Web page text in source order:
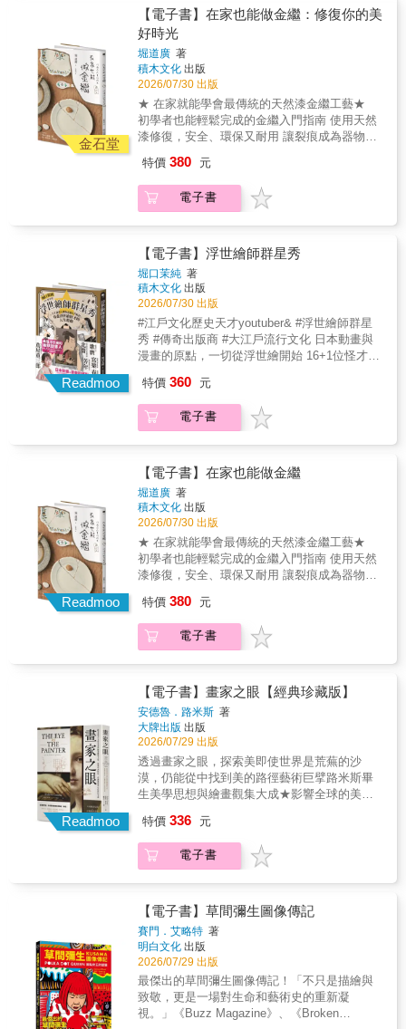
面，在琴鍵和五線譜上，「理性」地實踐他的
「感性」。【麥田PEOPLE書系】隈研吾的
點．線．面 ＼隈研吾我還能再看
到幾次滿月？ ＼坂本龍一 音樂使人自
由 ＼坂本龍一 蝦蟆的油：
黑澤明尋找黑澤明 ＼黑澤明
季，打破了傳統地方藝術節「嘉年華式」的熱
鬧煙火，轉而走向「深度田調」與「生態環境
倡議」。以流經臺南市的曾文溪流域為舞臺，
團隊花費三年時間，針對長達138公里的廣大曾
文溪流域進行深度田野調查，之後根據調查紀
錄，邀請藝術家創作作品進行展示。此次藝術
季旨在提升長河川流域社群，以及一種新型態
「倡議型生態藝術祭」（Advocative Eco-Art
介，促成上中下游之地文、水文、生文、人文
橫跨嘉義縣與臺南市，串聯起海拔一千多公尺
的阿里山鄒族部落，一路延伸到臺南七股的入
海口，這不是一個單點的展覽，而是將整條138
公里的河流流域，視為一個生命與藝術的共同
體。以總策展人龔卓軍為首，集結14位不同領
域的策展人，諮詢顧問丘如華、曾旭正，分別
透過小事報（洪淑青╱龔義昭╱郭嘉羚）、水
（洪榆橙╱楊志彬）、竹材（陳冠彰）、潛行
攝影（沈昭良）、植生（黃瀞瑩）、土（陳冠
彰）、農（吳克威╱蔡郁柔）、聲音（林芳
宜）、原民（那高．卜沌）等「九大子計畫」
和61組藝術作品和行動，在協同策展人羅健毓
與臺南市政府文化局團隊的協助下，串聯河川
的上游到下游，並提出極端氣候與人類世時代
下的水資源、教育、生態飲食與農業問題。這
場大地藝術季，可說是一場用「行走」走出來
關在美術館的冷氣房裡，而是可以走入山林、
踩進泥土。它讓曾文溪沿線的小石頭、樹木、
農田、果園、土地，重新找回因歷史與發展而
被遺忘的「一千個名字」，也為臺灣的地域型
藝術節，立下了難以超越的深度標竿。從2022
年10月15日到2023年1月29日的大地藝術季，
是當時南臺灣轟動盛事，為期長達107天，活動
民間多方眾籌集資，涵蓋臺南市麻豆區的總爺
藝文中心、大隆田生態園區與渡拔地區以及171
市道沿線區域，藝術季期間吸引超過25萬人參
觀。可說是一場重新編織流域中人類與超越人
地藝術季：曾文溪的一千個名字》的策展更一
舉奪下多項大獎肯定：★ 日本GOOD DESIGN
AWARD 2023「Best 100」和「金獎」★ 2023
第21屆台新藝術獎年度大獎最終入圍名單★ La
Vie 2023台灣創意力100大獎首獎★ 記錄計畫
前期踏查成果的《獵人帶路：曾文溪溯源影像
誌》獲第45屆金鼎獎非文學圖書獎【關於本
書】「一條溪的流域地景該如何形成圖像？一
條溪的流域美學該如何論述？一條溪的流域旅
Mattauw大地藝術季』的三年以來，時時問我自
己，卻無法立即獲得答案的三個問題。」——
龔卓軍（總策展人）◎本書為《2022 Mattauw
富的展覽成果紀錄專書。書中收錄：89位作者
＋7組創作團隊之104篇文章、逾300幀照片／圖
片，全書608頁全彩印刷，厚度達4公分。中英
對照，圖文相映，翔實而完整地記錄了這次藝
術季的完整規劃及內容，是臺灣相關研究和藝
術策展的重要紀錄和參考資料。◎內容包括：
策展論述、展區圖、61組作品＆藝術家介紹
戶文化歷史天才youtuber堀口茉純 透過幽默圖
文帶你直擊藝匠人生 日本亞馬遜五星好評不
斷，讀得開心才是王道！ 浮世繪界，真是一群
怪才雲集！ & 仿作畫師出身還自由接案，竟還
敢在仿作上署名、重新出版？ 特別講究「毛
髮」的孤獨畫師，讓雕版師超崩潰？ 還有超狂
的江戶「創投型出版社」，蔦屋重三郎如何企
劃、延攬人才？ 特別收錄 ♡ 推薦畫師心理測
驗！ ♡ 從零開始了解，浮世繪的關鍵事物！
♡ 這位畫師的代表作品一舉公開！ ＼＼＼ 齊
主 Youtuber 工頭堅。旅行長 月翔／戰國導遊
兼通譯案內士 郭怡汝／不務正業的博物館吧
「北齋開啟了我頻道的能見度，蔦重大河劇見
三次的旅途上。」──Youtuber 工頭堅。旅行長
「浮世繪就是穿梭歷史的時光機！日本的四季
美景、英雄豪傑、名伶佳人，藉由浮世繪師的
創意與巧手躍然紙上。」──月翔／戰國導遊兼
通譯案內士 本書特色 ✦以五大分期完整呈現浮
世繪的發展興衰史，介紹16+1位浮世繪藝匠。
✦作者不僅是超人氣歷史YouTuber，同時是歷
「江戶文化歷史檢定」一級考試的江戶歷史文
化天才。 ✦通俗易懂又幽默風趣的敘述風格和
親筆插圖，深受廣泛年齡層讀者的喜愛。 ✦就
像認識一位新朋友，剖析畫師們的畫風，如實
格漫畫與代表作品，揭示畫師們輝煌與挫敗交
織的人生。 隨著太平盛世的到來，江戶這座城
鎮越來越有活力。 男女老幼都吹捧簇擁的劇團
演員、 魅惑男人的遊女、獲得女性喜愛的文學
世界， 化為隨時蕤地都能輕鬆享受的二次元娛
樂，提供給生活在「浮世」的人們。 那麼，浮
世繪與浮世繪師究竟是如何誕生的呢？ 你是不
是覺得，浮世繪只能在美術館裡靜靜欣賞？ 其
實在江戶時代，浮世繪是為大眾大量製作的印
能夠抓住庶民心聲的浮世繪明星們，究竟是怎
樣的人物呢？ 本書將這些浮世繪明星畫師與傳
奇出版商的光榮與挫折， 透過豐富的插畫與代
的怪才・北齋、浮世繪界的教父・豐國、最接
地氣的庶民派・廣重&hellip;&hellip; 浮世繪始
祖菱川師宣把木版浮世繪帶入庶民世界，繪畫
從「只有一部分人能享受的藝術」，轉變為
「誰都能輕鬆享受的娛樂」，賦予了繪畫新的
價值。 可說是當今漫畫熱潮的原點之一。 這些
極富個性的藝術家們，其人生與個人風貌一旦
趣！ 本書將浮世繪發展興衰分為黎明、變革、
全盛、爛熟、黃昏五個時期，介紹了16+1位家
喻戶曉的浮世繪明星畫師， 從浮世繪始祖菱川
三郎。 透過清晰易懂的方式介紹他們各自的生
平與藝術風格。輔以插畫、雙格漫畫與代表作
品，呈現畫師們輝煌與挫敗交織的人生， 也透
過專欄，解析江戶時代圍繞浮世繪展開的文
化。 不論是觀看2025年大河劇，還是欣賞浮世
繪作品，都會變得更加有趣──這是一本描繪江
戶浮世繪師群像的人物傳記！ ／ 讀者好評：
「雖然我們都看過那些畫，但想想看，究竟是
金石堂
【電子書】在家也能做金繼：修復你的美
好時光
堀道廣 著
積木文化 出版
2026/07/30 出版
★ 在家就能學會最傳統的天然漆金繼工藝★
初學者也能輕鬆完成的金繼入門指南 使用天然
漆修復，安全、環保又耐用 讓裂痕成為器物最
驗金繼的療癒力量 真誠推薦光山行漆器工藝 第
三代負責人 賴信佑 你是否曾有過這樣的瞬間
——心愛的器皿破裂的那一刻，讓人難以割
心願的，正是「金繼（Kintsugi）」這門古老而
溫柔的工藝。「金繼」是一門修復破裂或缺損
陶瓷與漆器的技術，使用取自漆樹的天然漆作
為黏合劑；乾燥後質地堅實且耐用，安全無害
兼具環保。修補完成後，再以金粉或銀粉點綴
裂痕，使原本的傷痕轉化為獨特而細緻的紋
理。 漆藝作家堀道廣，為初學者介紹「可在家
完成」的金繼方法。透過清楚易懂的步驟與觀
念，帶領讀者一步步走進修復的世界，體驗讓
正漆料的「最傳統」方法，保由工藝本質・在
傳統技法中加以簡化，初學者也能輕鬆上手 ・
對身體「最無害」安全的修復方式，無毒環
擇 金繼的意義不僅止於修復。是面對無常、擁
抱變化的生活哲學──裂痕不再是缺陷，而成為
器物的生命足跡，甚至化為象徵經歷與美感的
「勳章」。 這樣的精神，體現了珍惜物品、延
續使用的價值觀。金繼從單純的修補技術，發
展為融合工藝與美學的藝術形式，延續器物的
生命。每一道裂痕承載記憶與情感，使器物重
月。《在家也能做金繼》是一本揉合工藝、美
學與生活哲學的入門書，讓修復不再遙遠，而
能在日常中親手實踐。當器物重新回到手中，
修復材料組」、「lite修復材料組」，結帳輸入
優惠碼，單筆訂單折扣200元。(至2026/12/30
止) ―――――光山行漆器工藝 第三代負責人
賴信佑我常在課堂上跟學生說：「與金繼修復
相遇，永遠不嫌晚。」如果你正在猶豫，這將
會是一本陪你踏出第一步，開始接觸金繼修復
的書。
特價 380 元
電子書
Readmoo
【電子書】浮世繪師群星秀
堀口茉純 著
積木文化 出版
2026/07/30 出版
#江戶文化歷史天才youtuber& #浮世繪師群星
秀 #傳奇出版商 #大江戶流行文化 日本動畫與
漫畫的原點，一切從浮世繪開始 16+1位怪才藝
就看懂整個浮世繪興衰史 & 爹不疼娘不愛的喜
多川歌麿內心黑暗面， 不擅於社交、個性一板
一眼的歌川廣重， 面對標榜主流王道的強力對
戶文化歷史天才youtuber堀口茉純 透過幽默圖
文帶你直擊藝匠人生 日本亞馬遜五星好評不
斷，讀得開心才是王道！ 浮世繪界，真是一群
怪才雲集！ & 仿作畫師出身還自由接案，竟還
敢在仿作上署名、重新出版？ 特別講究「毛
髮」的孤獨畫師，讓雕版師超崩潰？ 還有超狂
的江戶「創投型出版社」，蔦屋重三郎如何企
劃、延攬人才？ 特別收錄 ♡ 推薦畫師心理測
驗！ ♡ 從零開始了解，浮世繪的關鍵事物！
聲推薦 ／／／ Kaoru／FB粉絲團「哈日劇」版
主 Youtuber 工頭堅。旅行長 月翔／戰國導遊
兼通譯案內士 郭怡汝／不務正業的博物館吧
識浮世的明暗面貌，當下我正走在東海道五十
三次的旅途上。」──Youtuber 工頭堅。旅行長
「浮世繪就是穿梭歷史的時光機！日本的四季
美景、英雄豪傑、名伶佳人，藉由浮世繪師的
創意與巧手躍然紙上。」──月翔／戰國導遊兼
通譯案內士 本書特色 ✦以五大分期完整呈現浮
世繪的發展興衰史，介紹16+1位浮世繪藝匠。
史作家、女演員，曾以最年輕之姿通過高難度
「江戶文化歷史檢定」一級考試的江戶歷史文
化天才。 ✦通俗易懂又幽默風趣的敘述風格和
地呈現出各自的個性和人生觀，輔以插畫、雙
格漫畫與代表作品，揭示畫師們輝煌與挫敗交
織的人生。 隨著太平盛世的到來，江戶這座城
鎮越來越有活力。 男女老幼都吹捧簇擁的劇團
演員、 魅惑男人的遊女、獲得女性喜愛的文學
世界， 化為隨時蕤地都能輕鬆享受的二次元娛
樂，提供給生活在「浮世」的人們。 那麼，浮
世繪與浮世繪師究竟是如何誕生的呢？ 你是不
特價 360 元
電子書
Readmoo
【電子書】在家也能做金繼
堀道廣 著
積木文化 出版
2026/07/30 出版
★ 在家就能學會最傳統的天然漆金繼工藝★
初學者也能輕鬆完成的金繼入門指南 使用天然
漆修復，安全、環保又耐用 讓裂痕成為器物最
驗金繼的療癒力量 真誠推薦光山行漆器工藝 第
三代負責人 賴信佑 你是否曾有過這樣的瞬間
——心愛的器皿破裂的那一刻，讓人難以割
心願的，正是「金繼（Kintsugi）」這門古老而
溫柔的工藝。「金繼」是一門修復破裂或缺損
陶瓷與漆器的技術，使用取自漆樹的天然漆作
為黏合劑；乾燥後質地堅實且耐用，安全無害
兼具環保。修補完成後，再以金粉或銀粉點綴
裂痕，使原本的傷痕轉化為獨特而細緻的紋
理。 漆藝作家堀道廣，為初學者介紹「可在家
完成」的金繼方法。透過清楚易懂的步驟與觀
念，帶領讀者一步步走進修復的世界，體驗讓
正漆料的「最傳統」方法，保由工藝本質・在
傳統技法中加以簡化，初學者也能輕鬆上手 ・
對身體「最無害」安全的修復方式，無毒環
保・使用基本材料，「最節省費用」的入門選
擇 金繼的意義不僅止於修復。是面對無常、擁
抱變化的生活哲學──裂痕不再是缺陷，而成為
器物的生命足跡，甚至化為象徵經歷與美感的
「勳章」。 這樣的精神，體現了珍惜物品、延
續使用的價值觀。金繼從單純的修補技術，發
展為融合工藝與美學的藝術形式，延續器物的
生命。每一道裂痕承載記憶與情感，使器物重
特價 380 元
電子書
Readmoo
【電子書】畫家之眼【經典珍藏版】
安德魯．路米斯 著
大牌出版 出版
2026/07/29 出版
透過畫家之眼，探索美即使世界是荒蕪的沙
漠，仍能從中找到美的路徑藝術巨擘路米斯畢
生美學思想與繪畫觀集大成★影響全球的美感
藝術，到美學追求……像藝術家一樣觀察思
考，從平淡日常，窺見永恆之美★ 12項繪畫原
則 ╳ 61幅經典畫作 ╳ 17張圖解分析★ 水彩名
風格與心法的13堂課達文西說：「繪畫不是複
製眼前一切，卻對它一無所知。」《畫家之
眼》企圖為所有藝術愛好者解決一個最基本，
也最難回答的問題：何謂藝術之美？繪畫大師
路米斯從畫家的角度出發，探討畫家如何看待
生活周遭的一切，以及藝術的本質。同為傑出
藝術教育家的路米斯，善於引導讀者思辯，並
影響著近三分之二個世紀的習畫者與畫家。即
特價 336 元
電子書
【電子書】草間彌生圖像傳記
賽門．艾略特 著
明白文化 出版
2026/07/29 出版
最傑出的草間彌生圖像傳記！「不只是描繪與
致敬，更是一場對生命和藝術史的重新凝
視。」《Buzz Magazine》、《Broken